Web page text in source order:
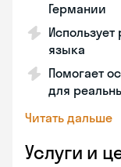
Германии
языка
Помогает
для
Читать дальше
Услуги и